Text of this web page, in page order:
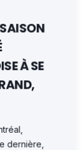
À SE
dernière,